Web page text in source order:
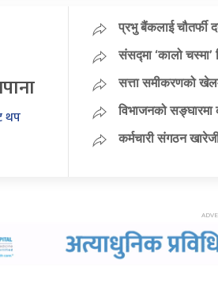
थप
प्रभु बैंकलाई चौतर्फी
संसद्मा ‘कालो चस्मा’
सत्ता समीकरणको
विभाजनको सङ्घारमा
कर्मचारी संगठन